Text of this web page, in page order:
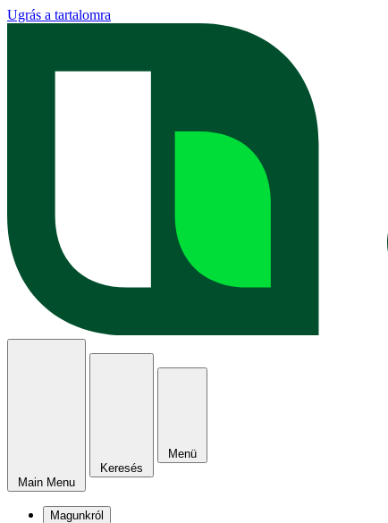
Ugrás a tartalomra
Main Menu
Keresés
Menü
Magunkról